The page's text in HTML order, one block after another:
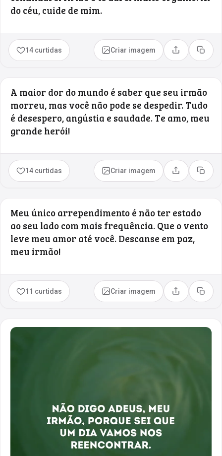
do céu, cuide de mim.
14 curtidas Criar imagem Compartilhar
Copiar
A maior dor do mundo é saber que seu irmão
morreu, mas você não pode se despedir. Tudo
é desespero, angústia e saudade. Te amo, meu
grande herói!
14 curtidas Criar imagem Compartilhar
Copiar
Meu único arrependimento é não ter estado
ao seu lado com mais frequência. Que o vento
leve meu amor até você. Descanse em paz,
meu irmão!
11 curtidas Criar imagem Compartilhar
Copiar